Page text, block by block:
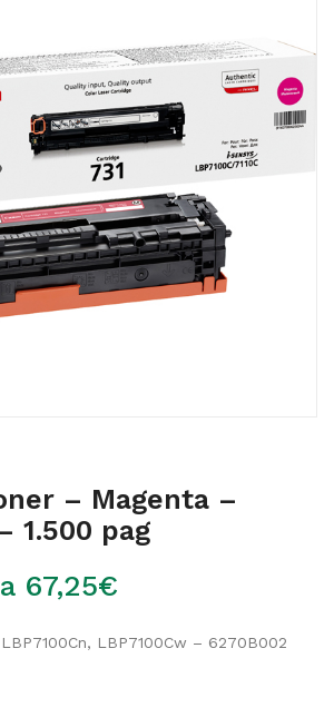
– Magenta –
1.500 pag
67,25€
LBP7100Cw – 6270B002